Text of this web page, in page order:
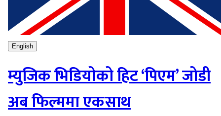
English
म्युजिक भिडियोको हिट ‘पिएम’ जोडी
अब फिल्ममा एकसाथ